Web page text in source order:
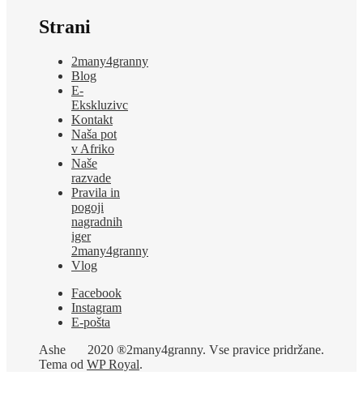
Strani
2many4granny
Blog
E-
Ekskluzivc
Kontakt
Naša pot
v Afriko
Naše
razvade
Pravila in
pogoji
nagradnih
iger
2many4granny
Vlog
Facebook
Instagram
E-pošta
2020 ®2many4granny. Vse pravice pridržane.
Ashe
Tema od WP Royal.